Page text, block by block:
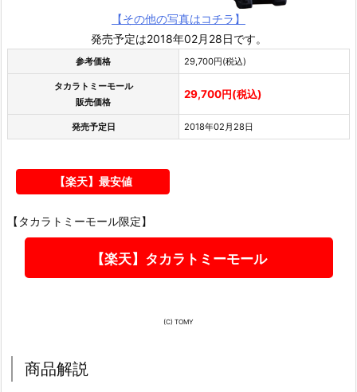
【その他の写真はコチラ】
発売予定は2018年02月28日です。
参考価格 29,700円(税込)
タカラトミーモール
販売価格
29,700円(税込)
発売予定日 2018年02月28日
【楽天】最安値
【タカラトミーモール限定】
【楽天】タカラトミーモール
(C) TOMY
商品解説